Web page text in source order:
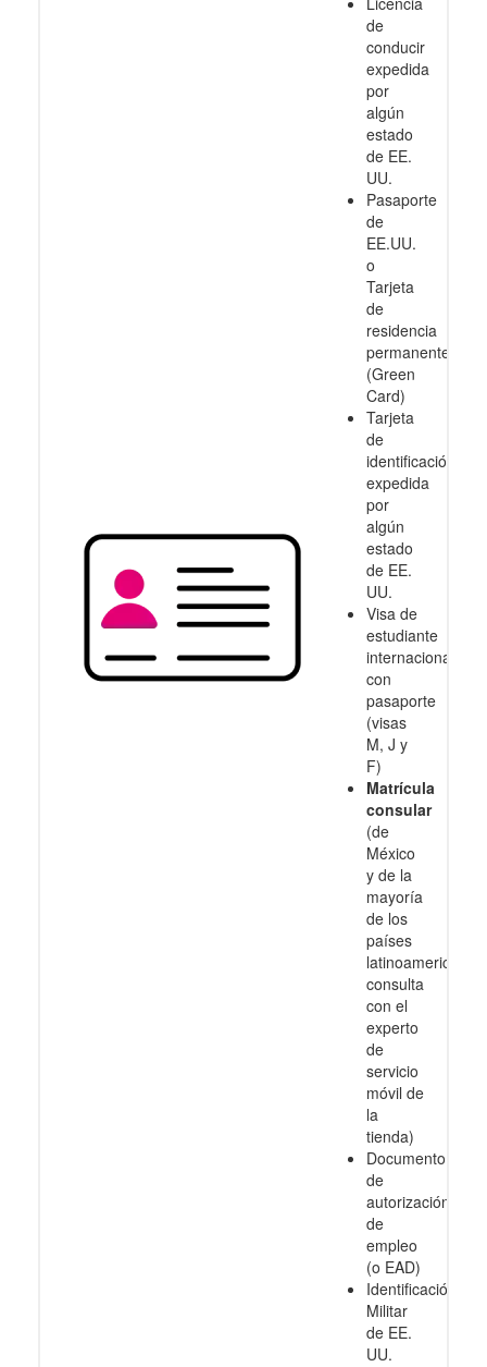
de
conducir
expedida
por
algún
estado
de EE.
UU.
Pasaporte
de
EE.UU.
o
Tarjeta
de
residencia
permanente
(Green
Card)
Tarjeta
de
identificación
expedida
por
algún
estado
de EE.
UU.
Visa de
estudiante
internacional
con
pasaporte
(visas
M, J y
F)
Matrícula
consular
(de
México
y de la
mayoría
de los
países
latinoamericanos,
consulta
con el
experto
de
servicio
móvil de
la
tienda)
Documento
de
autorización
de
empleo
(o EAD)
Identificación
Militar
de EE.
UU.